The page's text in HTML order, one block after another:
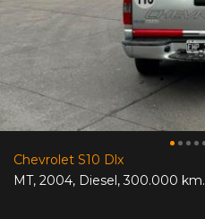
Chevrolet S10 Dlx
MT, 2004, Diesel,300.000 km.